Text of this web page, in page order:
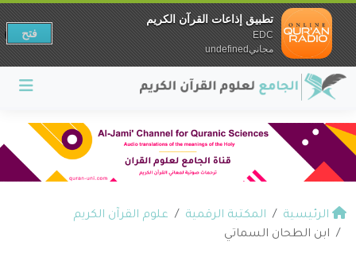
الرئيسية المكتبة الرقمية
علوم القرآن الكريم
ابن الطحان السماتي
تطبيق إذاعات القرآن الكريم
EDC
مجانيundefined
فتح